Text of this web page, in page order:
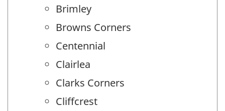
Brimley
Browns Corners
Centennial
Clairlea
Clarks Corners
Cliffcrest